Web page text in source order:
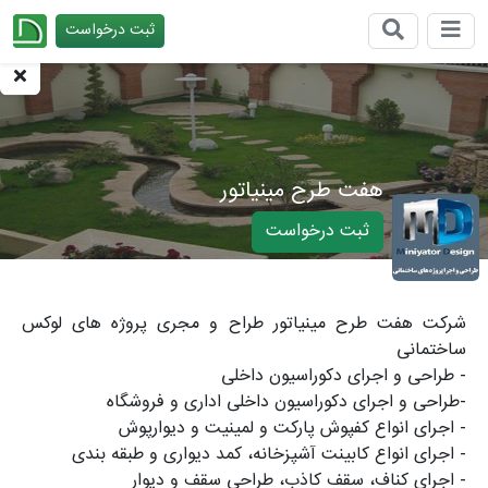
ثبت درخواست
هفت طرح مینیاتور
ثبت درخواست
شرکت هفت طرح مینیاتور طراح و مجری پروژه های لوکس
ساختمانی
- طراحی و اجرای دکوراسیون داخلی
-طراحی و اجرای دکوراسیون داخلی اداری و فروشگاه
- اجرای انواع کفپوش پارکت و لمینیت و دیوارپوش
- اجرای انواع کابینت آشپزخانه، کمد دیواری و طبقه بندی
- اجرای کناف، سقف کاذب، طراحی سقف و دیوار